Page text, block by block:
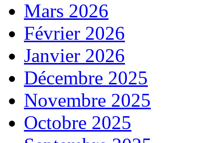
Mars 2026
Février 2026
Janvier 2026
Décembre 2025
Novembre 2025
Octobre 2025